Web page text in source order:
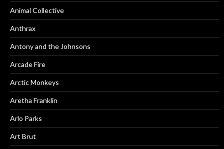
Animal Collective
Anthrax
Antony and the Johnsons
Arcade Fire
Arctic Monkeys
Aretha Franklin
Arlo Parks
Art Brut